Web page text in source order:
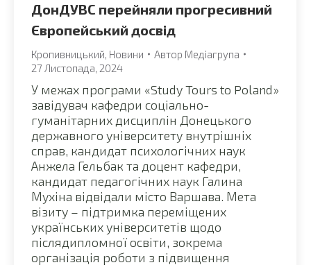
ДонДУВС перейняли прогресивний
Європейський досвід
Кропивницький, Новини Автор Медіагрупа
27 Листопада, 2024
У межах програми «Study Tours to Poland»
завідувач кафедри соціально-
гуманітарних дисциплін Донецького
державного університету внутрішніх
справ, кандидат психологічних наук
Анжела Гельбак та доцент кафедри,
кандидат педагогічних наук Галина
Мухіна відвідали місто Варшава. Мета
візиту – підтримка переміщених
українських університетів щодо
післядипломної освіти, зокрема
організація роботи з підвищення